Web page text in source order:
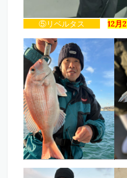
⑤リベルタス 12月